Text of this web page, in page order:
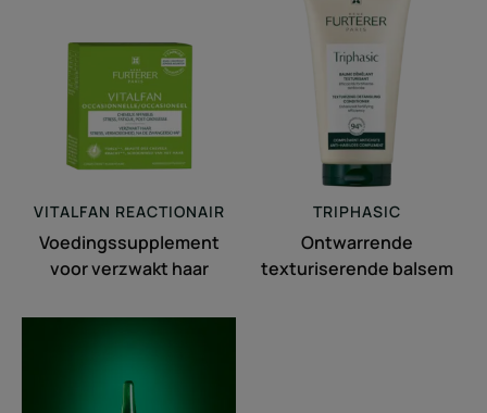
verzwakt
haar
VITALFAN REACTIONAIR
Voedingssupplement
voor verzwakt haar
texturiserende
TRIPHASIC
Ontwarrende
texturiserende balsem
1-